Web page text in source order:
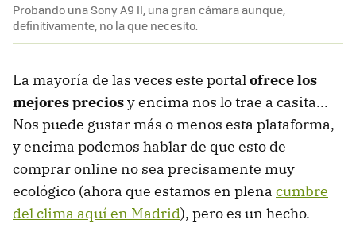
Probando una Sony A9 II, una gran cámara aunque,
definitivamente, no la que necesito.
La mayoría de las veces este portalofrece los
mejores preciosy encima nos lo trae a casita...
Nos puede gustar más o menos esta plataforma,
y encima podemos hablar de que esto de
comprar online no sea precisamente muy
ecológico (ahora que estamos en plena cumbre
del clima aquí en Madrid), pero es un hecho.